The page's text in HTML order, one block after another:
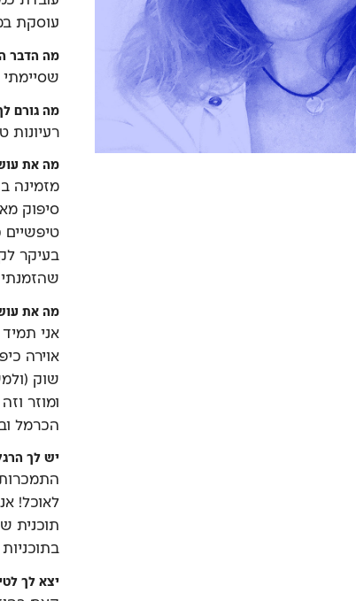
עוסקת
מה הדבר
מה גורם
רעיונות
מה את
מזמינה
סיפוק
מה את
אני
אוירה
שוק
ומוזר
הכרמל
יש לך
תוכנית
בתוכניות
יצא לך